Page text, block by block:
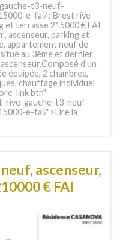
t3-neuf-
e-fai/ : Brest rive
et terrasse 215000 € FAI
ascenseur, parking et
appartement neuf de
au 3ème et dernier
d’un
équipée, 2 chambres,
chauffage individuel
link btn"
rive-gauche-t3-neuf-
e-fai/">Lire la
ascenseur,
€ FAI